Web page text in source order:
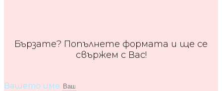
Бързате? Попълнете формата и ще се
свържем с Вас!
Вашето име